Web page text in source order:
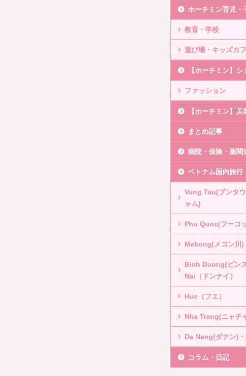
ホーチミン育児・
教育・学校
遊び場・キッズカ
【ホーチミン】
ファッション
【ホーチミン】
まとめ記事
病院・保険・薬関
ベトナム国内旅行
Vung Tau(ブンタ
ャム)
Phu Quoc(フーコ
Mekong(メコン川
Binh Duong(ビン
Nai（ドンナイ）
Hue（フエ）
Nha Trang(ニャチ
Da Nang(ダナン)
コラム・日記